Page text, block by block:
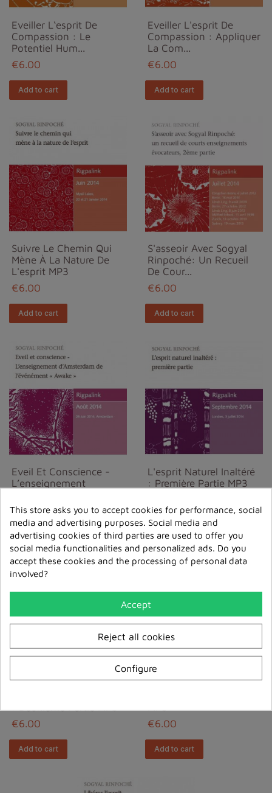
Eveiller L‘esprit De
Compassion : Le
Potentiel Hum...
€6.00
Add to cart
Eveiller L'esprit De
Compassion : Appliquer
La Com...
€6.00
Add to cart
Suivre Le Chemin Qui
Mène À La Nature De
L'esprit MP3
€6.00
Add to cart
S'asseoir Avec Sogyal
Rinpoché: Un Recueil
De Cour...
€6.00
Add to cart
Eveil Et Conscience -
L’enseignement
€6.00
Add to cart
L'esprit Naturel Inaltéré
: Première Partie MP3
Add to cart
€6.00
Add to cart
€6.00
Add to cart
This store asks you to accept cookies for performance, social
media and advertising purposes. Social media and
advertising cookies of third parties are used to offer you
social media functionalities and personalized ads. Do you
accept these cookies and the processing of personal data
involved?
Accept
Reject all cookies
Configure